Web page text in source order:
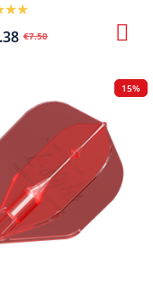
€7.50
15%